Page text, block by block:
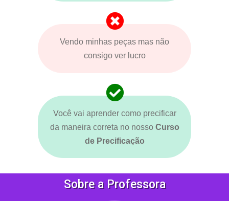
Vendo minhas peças mas não
consigo ver lucro
Você vai aprender como precificar
da maneira correta no nosso Curso
de Precificação
Sobre a Professora